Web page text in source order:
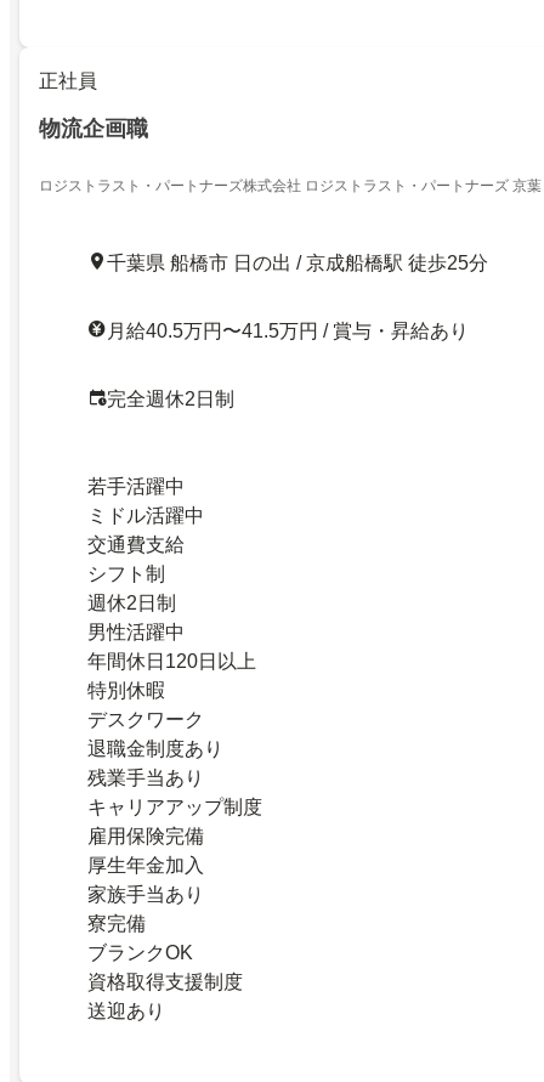
正社員
物流企画職
ロジストラスト・パートナーズ株式会社 ロジストラスト・パートナーズ 京
千葉県 船橋市 日の出 / 京成船橋駅 徒歩25分
月給40.5万円〜41.5万円 / 賞与・昇給あり
完全週休2日制
若手活躍中
ミドル活躍中
交通費支給
シフト制
週休2日制
男性活躍中
年間休日120日以上
特別休暇
デスクワーク
退職金制度あり
残業手当あり
キャリアアップ制度
雇用保険完備
厚生年金加入
家族手当あり
寮完備
ブランクOK
資格取得支援制度
送迎あり